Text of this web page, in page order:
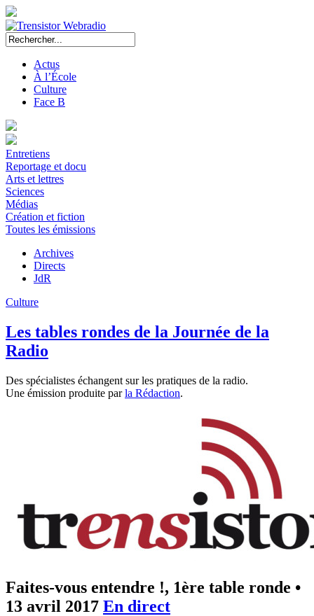
Actus
À l’École
Culture
Face B
Entretiens
Reportage et docu
Arts et lettres
Sciences
Médias
Création et fiction
Toutes les émissions
Archives
Directs
JdR
Culture
Les tables rondes de la Journée de la
Radio
Des spécialistes échangent sur les pratiques de la radio.
Une émission produite parla Rédaction.
Faites-vous entendre !, 1ère table ronde •
13 avril 2017 En direct